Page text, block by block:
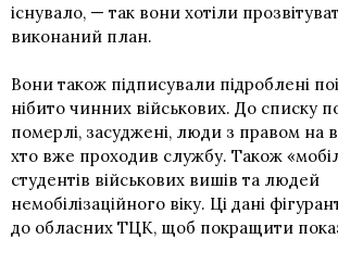
існувало, — так вони хотіли
виконаний план.
Вони також підписували підроблені
нібито чинних військових. До списку
померлі, засуджені, люди з правом на
хто вже проходив службу. Також
студентів військових вишів та людей
немобілізаційного віку. Ці дані
до обласних ТЦК, щоб покращити